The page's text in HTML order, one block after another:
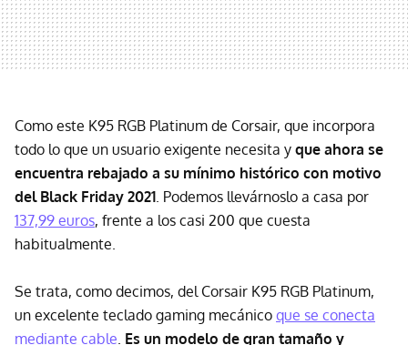
Como este K95 RGB Platinum de Corsair, que incorpora
todo lo que un usuario exigente necesita y que ahora se
encuentra rebajado a su mínimo histórico con motivo
del Black Friday 2021 . Podemos llevárnoslo a casa por
137,99 euros, frente a los casi 200 que cuesta
habitualmente.
Se trata, como decimos, del Corsair K95 RGB Platinum,
un excelente teclado gaming mecánico que se conecta
mediante cable Es un modelo de gran tamaño y